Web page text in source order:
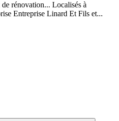
rénovation... Localisés à
Entreprise Linard Et Fils et...